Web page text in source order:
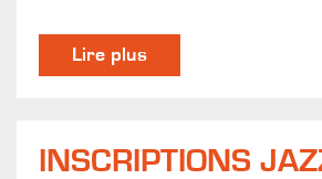
Lire plus
INSCRIPTIONS